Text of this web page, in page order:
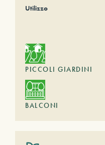
Utilizzo
PICCOLI GIARDINI
BALCONI